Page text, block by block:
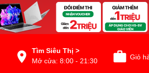
Tìm Siêu Thị >
Mở cửa: 8:00 - 21:30
Giỏ